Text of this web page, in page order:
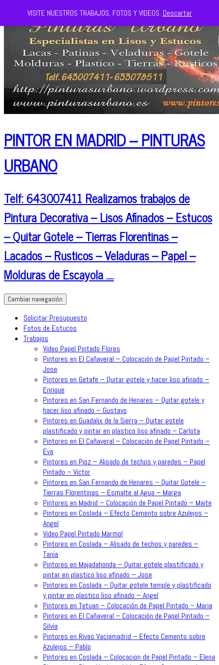
PINTOR EN MADRID – PINTURAS
URBANO
Telf: 643007411 Realizamos trabajos de
Pintura Decorativa – Lisos Afinados – Estucos
– Quitar Gotele – Tierras Florentinas –
Lacados – Rusticos – Veladuras – Papel –
Molduras de Escayola ….
Cambiar navegación
Solicitar Presupuesto
Fotos de Estucos
Trabajos
Video Papel Pintado Flores
Pintores en El Cañaveral – Colocación de Papel Pintado –
Jose
Pintores en Getafe – Quitar gotele y hacer liso afinado –
Enrique
Pintores en San Fernando de Henares – Quitar gotele y
hacer liso afinado – Gustavo
Pintores en Guadalix de la Sierra – Quitar gotele
plastificado y pintar en plastico liso afinado – Carlota
Pintores en El Cañaveral – Colocación de Papel Pintado –
Eva
Pintores en Pioz – Alisado de techos y paredes – Papel
Pintado – Victor
Pintores en San Fernando de Henares – Quitar Gotele –
Tierras Florentinas – Esmalte al Agua – Marga
Pintores en Madrid – Colocación de Papel Pintado – Maite
Pintores en Coslada – Efecto Cemento sobre Azulejos –
Angel
Video Papel Pintado Marmol
Pintores en Coslada – Alisado de techos y paredes –
Tania
Pintores en Majadahonda – Quitar gotele plastificado y
pintar en plastico liso afinado – Jose
Pintores en Coslada – Quitar gotele temple y plastificado
y pintar en plastico liso afinado – Angel
Pintores en Tetuan – Colocación de Papel Pintado – Maria
Pintores en El Cañaveral – Colocación de Papel Pintado –
Silvia
Pintores en Rivas Vaciamadrid – Efecto Cemento sobre
Azulejos – Pablo
Pintores en Coslada – Colocacion de Papel Pintado – Elena
VISITE NUESTROS TRABAJOS, FOTOS Y VIDEOS. Descartar